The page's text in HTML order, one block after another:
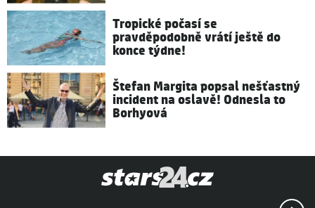
Tropické počasí se
pravděpodobně vrátí ještě do
konce týdne!
Štefan Margita popsal nešťastný
incident na oslavě! Odnesla to
Borhyová